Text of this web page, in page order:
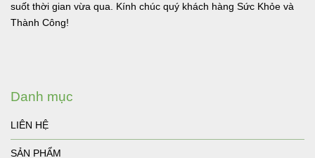
suốt thời gian vừa qua. Kính chúc quý khách hàng Sức Khỏe và
Thành Công!
Danh mục
LIÊN HỆ
SẢN PHẨM